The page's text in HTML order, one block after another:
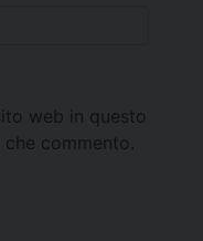
web in questo
commento.